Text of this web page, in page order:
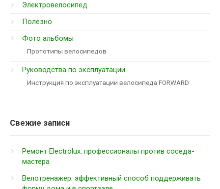
Электровелосипед
Полезно
Фото альбомы
Прототипы велосипедов
Руководства по эксплуатации
Инструкция по эксплуатации велосипеда FORWARD
Свежие записи
Ремонт Electrolux: профессионалы против соседа-
мастера
Велотренажер: эффективный способ поддерживать